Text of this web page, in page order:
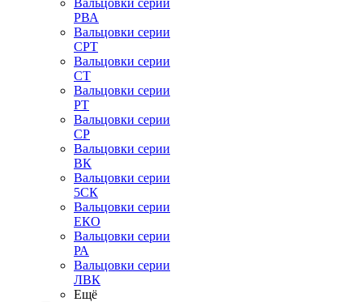
Вальцовки серии
РВА
Вальцовки серии
СРТ
Вальцовки серии
СТ
Вальцовки серии
РТ
Вальцовки серии
СР
Вальцовки серии
ВК
Вальцовки серии
5СК
Вальцовки серии
ЕКО
Вальцовки серии
РА
Вальцовки серии
ЛВК
Ещё